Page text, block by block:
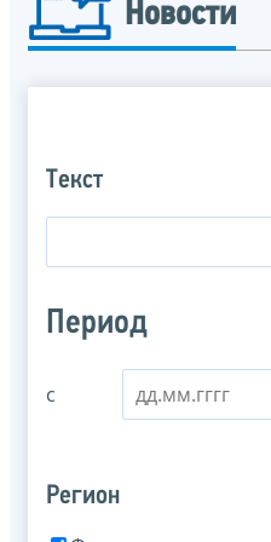
Новости
Текст
Период
с
Регион